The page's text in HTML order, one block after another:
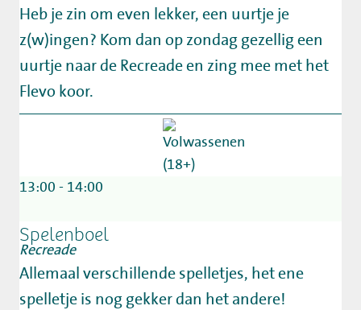
Heb je zin om even lekker, een uurtje je
z(w)ingen? Kom dan op zondag gezellig een
uurtje naar de Recreade en zing mee met het
Flevo koor.
13:00 - 14:00
Spelenboel
Recreade
Allemaal verschillende spelletjes, het ene
spelletje is nog gekker dan het andere!